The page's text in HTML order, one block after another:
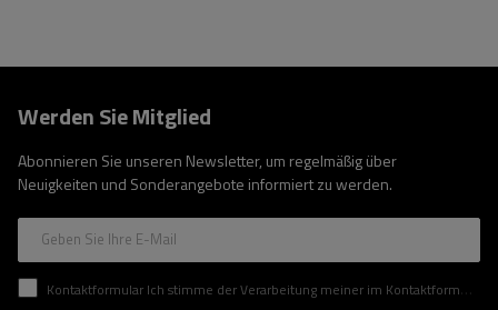
Werden Sie Mitglied
Abonnieren Sie unseren Newsletter, um regelmäßig über
Neuigkeiten und Sonderangebote informiert zu werden.
Geben Sie Ihre E-Mail
Kontaktformular Ich stimme der Verarbeitung meiner im Kontaktformular enthaltenen personenbezogenen Daten gemäß der Verordnung (EU) des Europäischen Parlaments und des Rates zu.